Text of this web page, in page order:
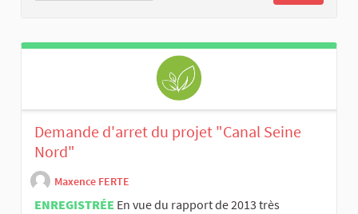
Demande d'arret du projet "Canal Seine
Nord"
Maxence FERTE
ENREGISTRÉE En vue du rapport de 2013 très